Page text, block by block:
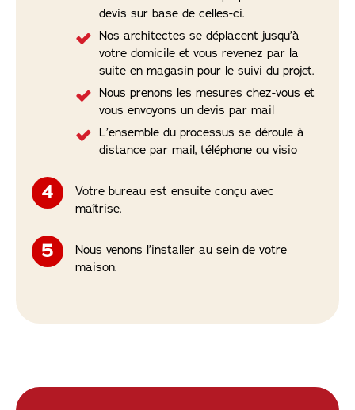
devis sur base de celles-ci.
Nos architectes se déplacent jusqu’à
votre domicile et vous revenez par la
suite en magasin pour le suivi du projet.
Nous prenons les mesures chez-vous et
vous envoyons un devis par mail
L’ensemble du processus se déroule à
distance par mail, téléphone ou visio
Votre bureau est ensuite conçu avec
maîtrise.
Nous venons l’installer au sein de votre
maison.